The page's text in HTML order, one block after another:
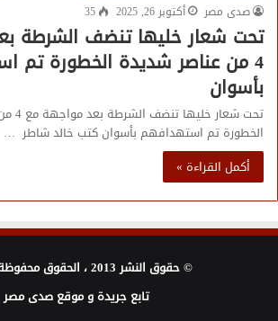
صدى مصر
أكتوبر 26, 2025 35
تحت شعار خليها تنضف الشرطة
4 من عناصر شديدة الخطورة تم
بأسوان
تحت
الخطورة تم استهدافهم بأسوان كتب خالد شاطر …
أكمل القراءة »
© حقوق النشر 2013 ، الحقوق محفوظة |
تابع جريدة و موقع صدى مصر